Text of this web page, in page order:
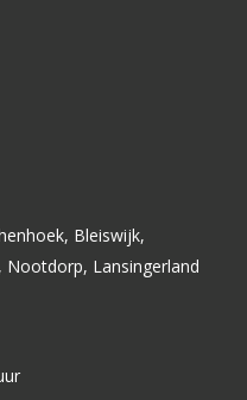
Bleiswijk,
Lansingerland